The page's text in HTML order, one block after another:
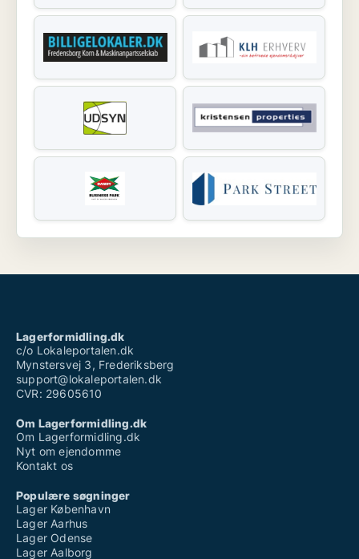
Lagerformidling.dk
c/o Lokaleportalen.dk
Mynstersvej 3, Frederiksberg
support@lokaleportalen.dk
CVR: 29605610
Om Lagerformidling.dk
Om Lagerformidling.dk
Nyt om ejendomme
Kontakt os
Populære søgninger
Lager København
Lager Aarhus
Lager Odense
Lager Aalborg